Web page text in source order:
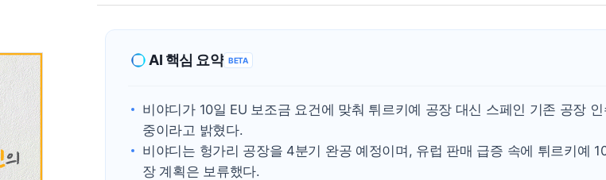
트럼프 "금리 내려야"…파월 때와
특정 정치인 측근 포항시 정책특보
트럼프, 中 겨냥 폴리실리콘 관세
이란와이어 "이란 최고지도자 위독
AI 핵심 요약 BETA
비야디가 10일 EU 보조금 요건에 맞춰 튀르키예 공장 대신 스페인 기존 공장
중이라고 밝혔다.
비야디는 헝가리 공장을 4분기 완공 예정이며, 유럽 판매 급증 속에 튀르키예
장 계획은 보류했다.